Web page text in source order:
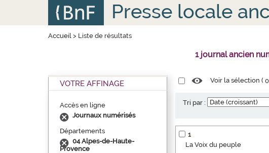
Presse locale
Accueil> Liste de résultats
1 journal ancien
VOTRE AFFINAGE
Accès en ligne
Journaux numérisés
Départements
04 Alpes-de-Haute-
Provence
Voir la sélection (0
Tri par :
1
La Voix du peuple
Panneau de gestion des cookies